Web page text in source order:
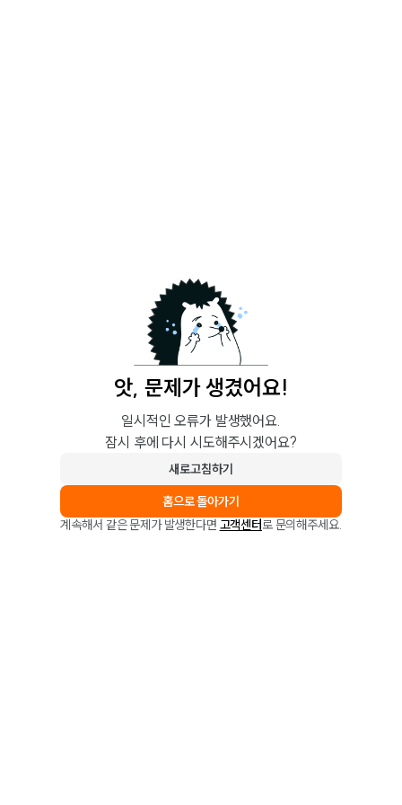
앗, 문제가 생겼어요!
일시적인 오류가 발생했어요.
잠시 후에 다시 시도해주시겠어요?
새로고침하기
홈으로 돌아가기
계속해서 같은 문제가 발생한다면 고객센터로 문의해주세요.